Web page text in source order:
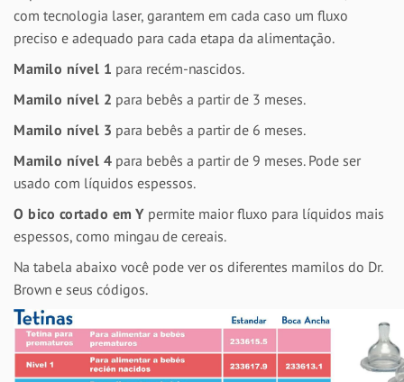
com tecnologia laser, garantem em cada caso um fluxo
preciso e adequado para cada etapa da alimentação.
Mamilo nível 1 para recém-nascidos.
Mamilo nível 2 para bebês a partir de 3 meses.
Mamilo nível 3 para bebês a partir de 6 meses.
Mamilo nível 4 para bebês a partir de 9 meses. Pode ser
usado com líquidos espessos.
O bico cortado em Ypermite maior fluxo para líquidos mais
espessos, como mingau de cereais.
Na tabela abaixo você pode ver os diferentes mamilos do Dr.
Brown e seus códigos.